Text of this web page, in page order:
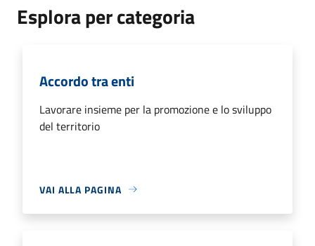
Esplora per categoria
Accordo tra enti
Lavorare insieme per la promozione e lo sviluppo
del territorio
VAI ALLA PAGINA